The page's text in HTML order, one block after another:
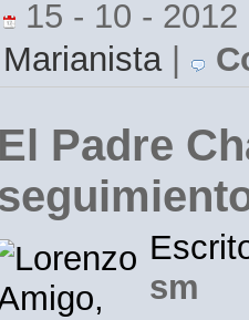
15 - 10 -
Marianista|
El Padre
sm